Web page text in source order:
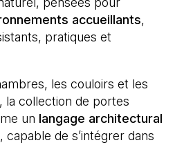
accueillants,
pratiques et
les couloirs et les
la collection de portes
un langage architectural
, capable de s’intégrer dans